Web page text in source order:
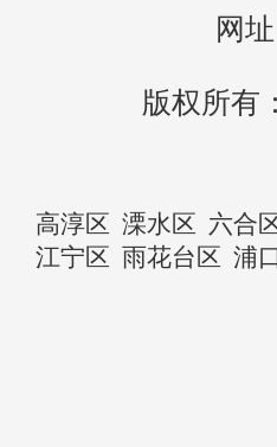
网
版权所有
高淳区 溧水区 六合
江宁区 雨花台区 浦